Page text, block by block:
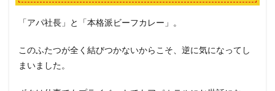
「アパ社長」と「本格派ビーフカレー」。
このふたつが全く結びつかないからこそ、逆に気になってし
まいました。